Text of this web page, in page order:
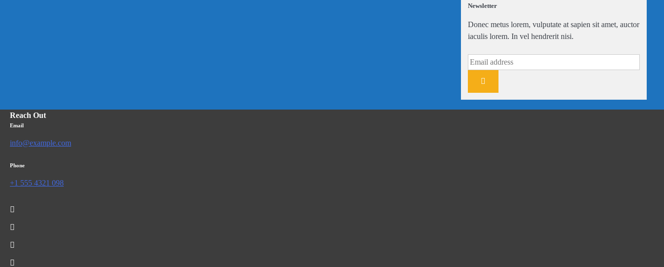
Newsletter
Donec metus lorem, vulputate at sapien sit amet, auctor
iaculis lorem. In vel hendrerit nisi.
Reach Out
Email
info@example.com
Phone
+1 555 4321 098